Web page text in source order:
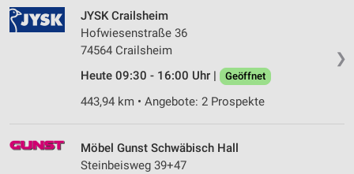
❯
JYSK Crailsheim
Hofwiesenstraße 36
74564 Crailsheim
Heute 09:30 - 16:00 Uhr |
Geöffnet
443,94 km • Angebote: 2 Prospekte
Möbel Gunst Schwäbisch Hall
Steinbeisweg 39+47